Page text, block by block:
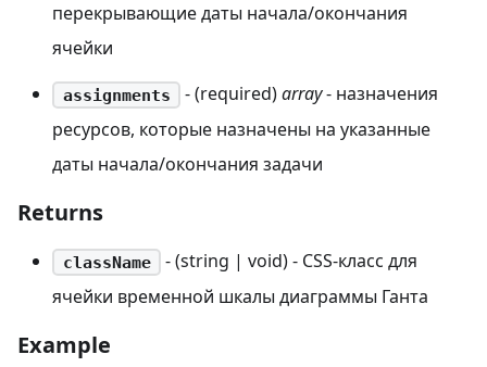
перекрывающие даты начала/окончания
ячейки
assignments - (required)array- назначения
ресурсов, которые назначены на указанные
даты начала/окончания задачи
Returns
className
- (string | void) - CSS-класс для
ячейки временной шкалы диаграммы Ганта
Example